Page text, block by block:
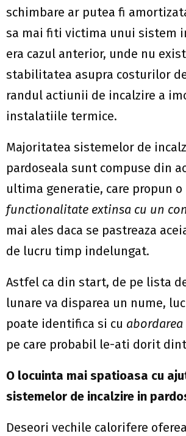
schimbare ar putea fi
sa mai fiti victima unui sistem
era cazul anterior, unde nu
stabilitatea asupra costurilor
randul actiunii de incalzire a
instalatiile termice.
Majoritatea sistemelor de
pardoseala sunt compuse din
ultima generatie, care propun o
functionalitate extinsa cu un
mai ales daca se pastreaza
de lucru timp indelungat.
Astfel ca din start, de pe lista
lunare va disparea un nume,
poate identifica si cu
pe care probabil le-ati dorit
O locuinta mai spatioasa cu
sistemelor de incalzire in
Deseori vechile calorifere